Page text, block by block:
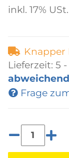
inkl. 17%
Knapper
Lieferzeit: 5
Frage